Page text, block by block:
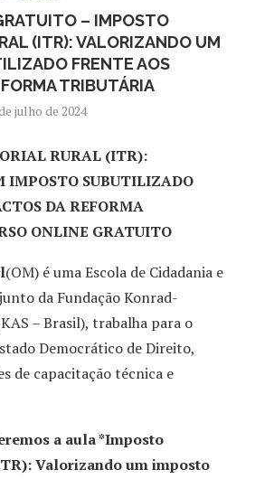
– IMPOSTO
(ITR): VALORIZANDO UM
FRENTE AOS
TRIBUTÁRIA
julho de 2024
RURAL (ITR):
IMPOSTO SUBUTILIZADO
DA REFORMA
ONLINE GRATUITO
(OM) é uma Escola de Cidadania e
da Fundação Konrad-
– Brasil), trabalha para o
Democrático de Direito,
de capacitação técnica e
a aula *Imposto
Valorizando um imposto